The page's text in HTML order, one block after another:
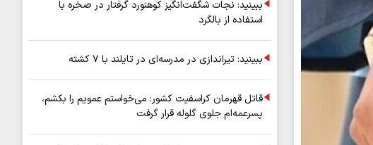
ببینید: نجات شگفت‌انگیز کوهنورد گرفتار در صخره با
استفاده از بالگرد
ببینید: تیراندازی در مدرسه‌ای در تایلند با ۷ کشته
قاتل قهرمان کراسفیت کشور: می‌خواستم عمویم را بکشم،
پسرعمه‌ام جلوی گلوله قرار گرفت